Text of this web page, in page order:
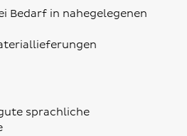
Bedarf in nahegelegenen
sprachliche